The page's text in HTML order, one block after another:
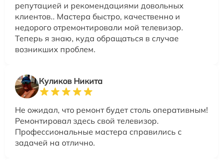
репутацией и рекомендациями довольных
клиентов.. Мастера быстро, качественно и
недорого отремонтировали мой телевизор.
Теперь я знаю, куда обращаться в случае
возникших проблем.
Куликов Никита
Не ожидал, что ремонт будет столь оперативным!
Ремонтировал здесь свой телевизор.
Профессиональные мастера справились с
задачей на отлично.